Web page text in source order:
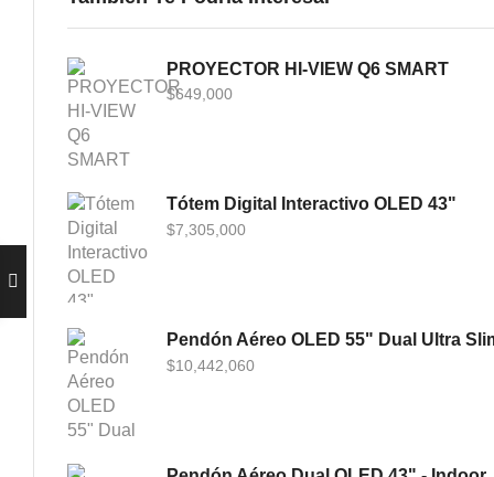
PROYECTOR HI-VIEW Q6 SMART
$649,000
Tótem Digital Interactivo OLED 43"
$7,305,000
Pendón Aéreo OLED 55" Dual Ultra
$10,442,060